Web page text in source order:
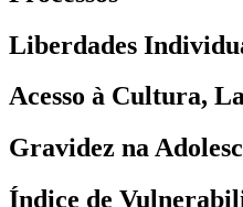
Liberdades
Acesso à Cultura,
Gravidez na
Índice de